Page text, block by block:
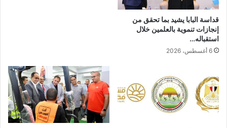
قداسة البابا يشيد بما تحقق من
إنجازات تنموية بالعلمين خلال
استقباله…
6 أغسطس، 2026